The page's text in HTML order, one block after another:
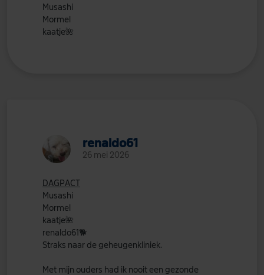
Musashi
Mormel
kaatje🌺
renaldo61
26 mei 2026
DAGPACT
Musashi
Mormel
kaatje🌺
renaldo61 🐕
Straks naar de geheugenkliniek.
Met mijn ouders had ik nooit een gezonde